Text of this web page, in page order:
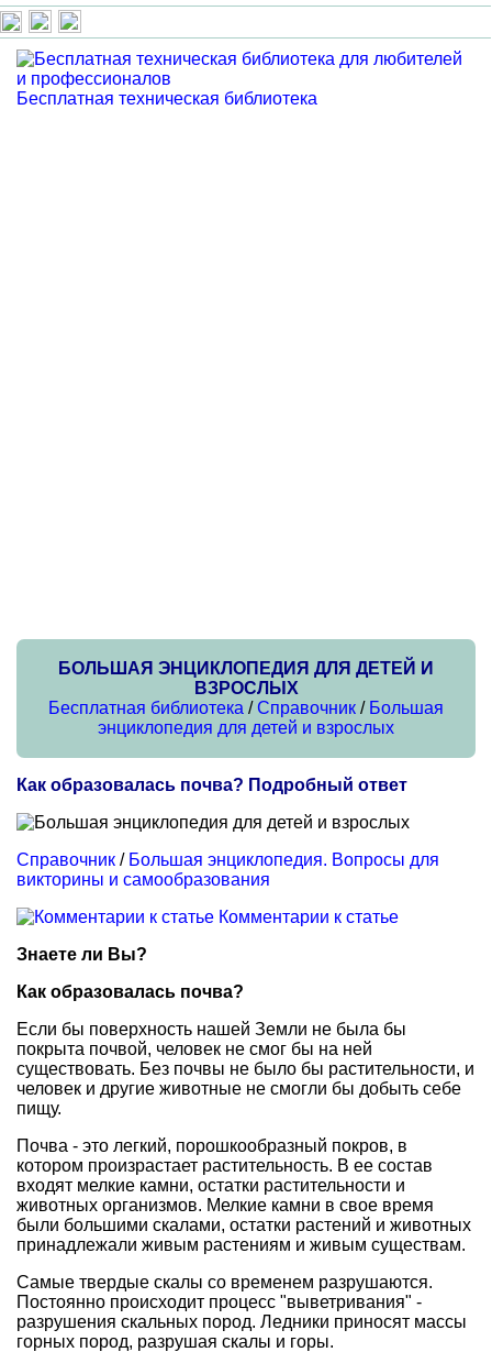
Бесплатная техническая библиотека
БОЛЬШАЯ ЭНЦИКЛОПЕДИЯ ДЛЯ ДЕТЕЙ И
ВЗРОСЛЫХ
Бесплатная библиотека /Справочник / Большая
энциклопедия для детей и взрослых
Как образовалась почва? Подробный ответ
Справочник / Большая энциклопедия. Вопросы для
викторины и самообразования
Комментарии к статье
Знаете ли Вы?
Как образовалась почва?
Если бы поверхность нашей Земли не была бы
покрыта почвой, человек не смог бы на ней
существовать. Без почвы не было бы растительности, и
человек и другие животные не смогли бы добыть себе
пищу.
Почва - это легкий, порошкообразный покров, в
котором произрастает растительность. В ее состав
входят мелкие камни, остатки растительности и
животных организмов. Мелкие камни в свое время
были большими скалами, остатки растений и животных
принадлежали живым растениям и живым существам.
Самые твердые скалы со временем разрушаются.
Постоянно происходит процесс "выветривания" -
разрушения скальных пород. Ледники приносят массы
горных пород, разрушая скалы и горы.